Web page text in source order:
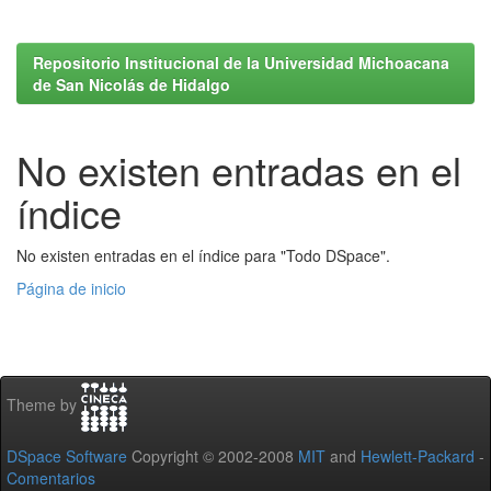
Repositorio Institucional de la Universidad Michoacana
de San Nicolás de Hidalgo
No existen entradas en el
índice
No existen entradas en el índice para "Todo DSpace".
Página de inicio
Theme by
DSpace Software Copyright © 2002-2008 MIT and Hewlett-Packard -
Comentarios